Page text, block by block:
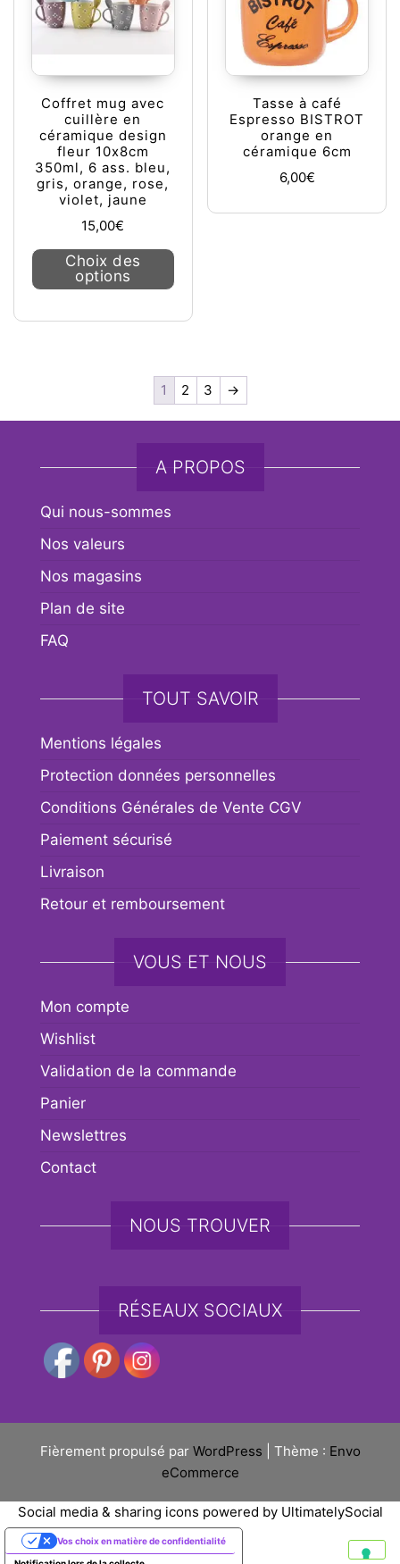
Coffret mug avec
cuillère en
céramique design
fleur 10x8cm
350ml, 6 ass. bleu,
gris, orange, rose,
violet, jaune
15,00€
Choix des
options
Ce produit a plusieurs variations.
Tasse à café
Espresso BISTROT
orange en
céramique 6cm
6,00€
1 2 3 →
A PROPOS
Qui nous-sommes
Nos valeurs
Nos magasins
Plan de site
FAQ
TOUT SAVOIR
Mentions légales
Protection données personnelles
Conditions Générales de Vente CGV
Paiement sécurisé
Livraison
Retour et remboursement
VOUS ET NOUS
Mon compte
Wishlist
Validation de la commande
Panier
Newslettres
Contact
NOUS TROUVER
RÉSEAUX SOCIAUX
Fièrement propulsé par WordPress Thème : Envo
eCommerce
Social media & sharing icons powered by UltimatelySocial
Vos choix en matière de confidentialité